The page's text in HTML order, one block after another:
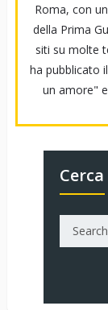
Roma, con
della Prima
siti su molte
ha pubblicato
un amore"
Cerca